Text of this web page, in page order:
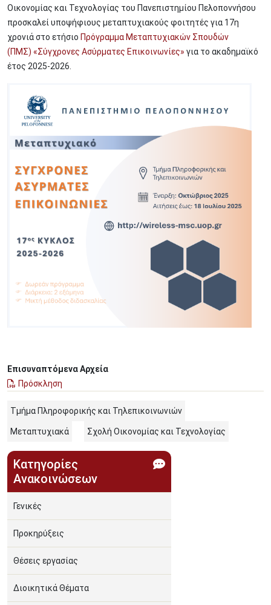
Οικονομίας και Τεχνολογίας του Πανεπιστημίου Πελοποννήσου
προσκαλεί υποψήφιους μεταπτυχιακούς φοιτητές για 17η
χρονιά στο ετήσιο Πρόγραμμα Μεταπτυχιακών Σπουδών
(ΠΜΣ) «Σύγχρονες Ασύρματες Επικοινωνίες» για το ακαδημαϊκό
έτος 2025-2026.
Επισυναπτόμενα Αρχεία
Πρόσκληση
Τμήμα Πληροφορικής και Τηλεπικοινωνιών
Μεταπτυχιακά Σχολή Οικονομίας και Τεχνολογίας
Κατηγορίες
Ανακοινώσεων
Γενικές
Προκηρύξεις
Θέσεις εργασίας
Διοικητικά Θέματα